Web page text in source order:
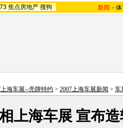
焦点房地产 搜狗 新闻 -
上海车展--壳牌特约 > 2007上海车展新闻 > 车
上海车展 宣布